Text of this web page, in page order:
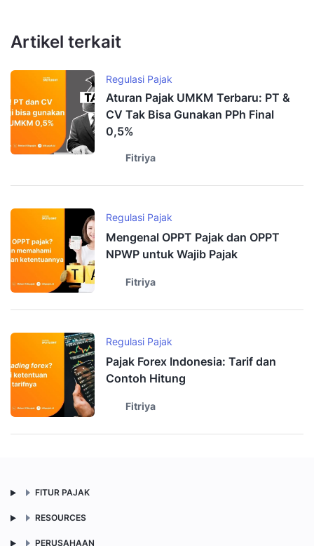
Artikel terkait
Regulasi Pajak
Aturan Pajak UMKM Terbaru: PT &
CV Tak Bisa Gunakan PPh Final
0,5%
Fitriya
Regulasi Pajak
Mengenal OPPT Pajak dan OPPT
NPWP untuk Wajib Pajak
Fitriya
Regulasi Pajak
Pajak Forex Indonesia: Tarif dan
Contoh Hitung
Fitriya
FITUR PAJAK
RESOURCES
PERUSAHAAN